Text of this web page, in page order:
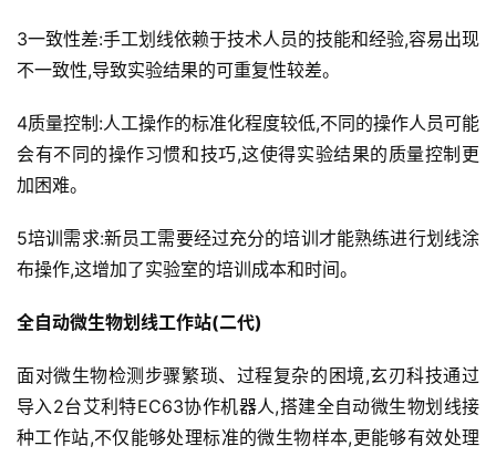
3一致性差:手工划线依赖于技术人员的技能和经验,容易出现
不一致性,导致实验结果的可重复性较差。
4质量控制:人工操作的标准化程度较低,不同的操作人员可能
会有不同的操作习惯和技巧,这使得实验结果的质量控制更
加困难。
5培训需求:新员工需要经过充分的培训才能熟练进行划线涂
布操作,这增加了实验室的培训成本和时间。
全自动微生物划线工作站(二代)
面对微生物检测步骤繁琐、过程复杂的困境,玄刃科技通过
导入2台艾利特EC63协作机器人,搭建全自动微生物划线接
种工作站,不仅能够处理标准的微生物样本,更能够有效处理